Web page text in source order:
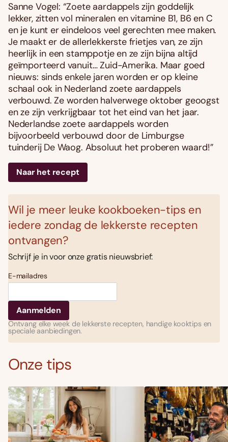
Sanne Vogel: “Zoete aardappels zijn goddelijk
lekker, zitten vol mineralen en vitamine B1, B6 en C
en je kunt er eindeloos veel gerechten mee maken.
Je maakt er de allerlekkerste frietjes van, ze zijn
heerlijk in een stamppotje en ze zijn bijna altijd
geïmporteerd vanuit… Zuid-Amerika. Maar goed
nieuws: sinds enkele jaren worden er op kleine
schaal ook in Nederland zoete aardappels
verbouwd. Ze worden halverwege oktober geoogst
en ze zijn verkrijgbaar tot het eind van het jaar.
Nederlandse zoete aardappels worden
bijvoorbeeld verbouwd door de Limburgse
tuinderij De Waog. Absoluut het proberen waard!”
Naar het recept
Wil je meer leuke kookboeken-tips en
iedere zondag de lekkerste recepten
ontvangen?
Schrijf je in voor onze gratis nieuwsbrief:
E-mailadres
Ontvang elke week de lekkerste recepten, handige kooktips en
speciale aanbiedingen.
Onze tips